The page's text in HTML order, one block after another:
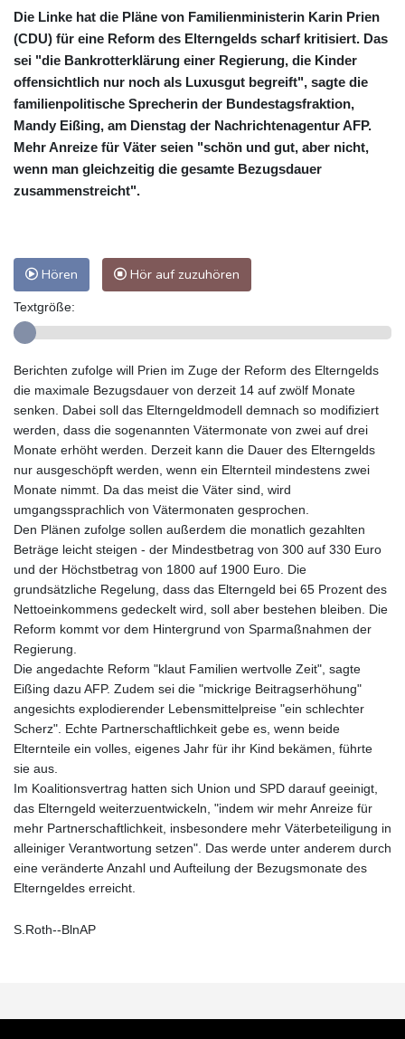
Die Linke hat die Pläne von Familienministerin Karin Prien
(CDU) für eine Reform des Elterngelds scharf kritisiert. Das
sei "die Bankrotterklärung einer Regierung, die Kinder
offensichtlich nur noch als Luxusgut begreift", sagte die
familienpolitische Sprecherin der Bundestagsfraktion,
Mandy Eißing, am Dienstag der Nachrichtenagentur AFP.
Mehr Anreize für Väter seien "schön und gut, aber nicht,
wenn man gleichzeitig die gesamte Bezugsdauer
zusammenstreicht".
Hören Hör auf zuzuhören
Textgröße:
Berichten zufolge will Prien im Zuge der Reform des Elterngelds
die maximale Bezugsdauer von derzeit 14 auf zwölf Monate
senken. Dabei soll das Elterngeldmodell demnach so modifiziert
werden, dass die sogenannten Vätermonate von zwei auf drei
Monate erhöht werden. Derzeit kann die Dauer des Elterngelds
nur ausgeschöpft werden, wenn ein Elternteil mindestens zwei
Monate nimmt. Da das meist die Väter sind, wird
umgangssprachlich von Vätermonaten gesprochen.
Den Plänen zufolge sollen außerdem die monatlich gezahlten
Beträge leicht steigen - der Mindestbetrag von 300 auf 330 Euro
und der Höchstbetrag von 1800 auf 1900 Euro. Die
grundsätzliche Regelung, dass das Elterngeld bei 65 Prozent des
Nettoeinkommens gedeckelt wird, soll aber bestehen bleiben. Die
Reform kommt vor dem Hintergrund von Sparmaßnahmen der
Regierung.
Die angedachte Reform "klaut Familien wertvolle Zeit", sagte
Eißing dazu AFP. Zudem sei die "mickrige Beitragserhöhung"
angesichts explodierender Lebensmittelpreise "ein schlechter
Scherz". Echte Partnerschaftlichkeit gebe es, wenn beide
Elternteile ein volles, eigenes Jahr für ihr Kind bekämen, führte
sie aus.
Im Koalitionsvertrag hatten sich Union und SPD darauf geeinigt,
das Elterngeld weiterzuentwickeln, "indem wir mehr Anreize für
mehr Partnerschaftlichkeit, insbesondere mehr Väterbeteiligung in
alleiniger Verantwortung setzen". Das werde unter anderem durch
eine veränderte Anzahl und Aufteilung der Bezugsmonate des
Elterngeldes erreicht.
S.Roth--BlnAP